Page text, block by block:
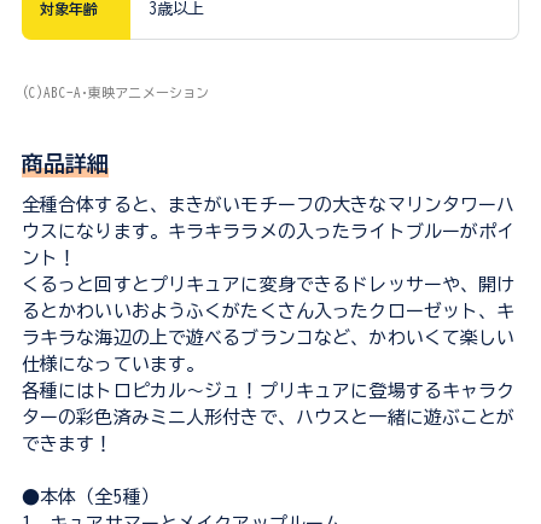
対象年齢 3歳以上
(C)ABC-A･東映アニメーション
商品詳細
全種合体すると、まきがいモチーフの大きなマリンタワーハ
ウスになります。キラキララメの入ったライトブルーがポイ
ント！
くるっと回すとプリキュアに変身できるドレッサーや、開け
るとかわいいおようふくがたくさん入ったクローゼット、キ
ラキラな海辺の上で遊べるブランコなど、かわいくて楽しい
仕様になっています。
各種にはトロピカル～ジュ！プリキュアに登場するキャラク
ターの彩色済みミニ人形付きで、ハウスと一緒に遊ぶことが
できます！
●本体（全5種）